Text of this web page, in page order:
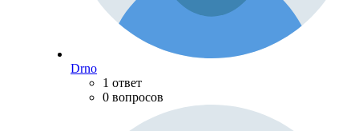
Drno
1 ответ
0 вопросов